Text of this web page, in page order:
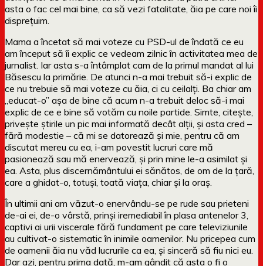
asta o fac cel mai bine, ca să vezi fatalitate, ăia pe care noi îi
disprețuim.
Mama a încetat să mai voteze cu PSD-ul de îndată ce eu
am început să îi explic ce vedeam zilnic în activitatea mea de
jurnalist. Iar asta s-a întâmplat cam de la primul mandat al lui
Băsescu la primărie. De atunci n-a mai trebuit să-i explic de
ce nu trebuie să mai voteze cu ăia, ci cu ceilalți. Ba chiar am
„educat-o” așa de bine că acum n-a trebuit deloc să-i mai
explic de ce e bine să votăm cu noile partide. Simte, citește,
privește știrile un pic mai informată decât alții, și asta cred –
fără modestie – că mi se datorează și mie, pentru că am
discutat mereu cu ea, i-am povestit lucruri care mă
pasionează sau mă enervează, și prin mine le-a asimilat și
ea. Asta, plus discernământului ei sănătos, de om de la țară,
care a ghidat-o, totuși, toată viața, chiar și la oraș.
În ultimii ani am văzut-o enervându-se pe rude sau prieteni
de-ai ei, de-o vârstă, prinși iremediabil în plasa antenelor 3,
captivi ai urii viscerale fără fundament pe care televiziunile
au cultivat-o sistematic în inimile oamenilor. Nu pricepea cum
de oamenii ăia nu văd lucrurile ca ea, și sinceră să fiu nici eu.
Dar azi, pentru prima dată, m-am gândit că asta o fi o